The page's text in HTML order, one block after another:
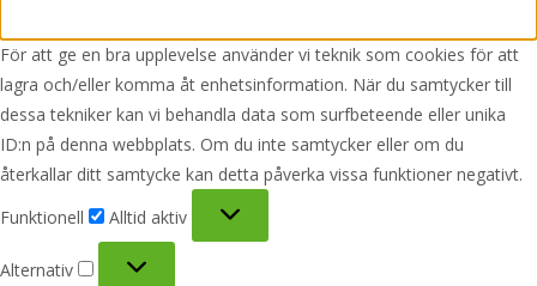
För att ge en bra upplevelse använder vi teknik som cookies för att
lagra och/eller komma åt enhetsinformation. När du samtycker till
dessa tekniker kan vi behandla data som surfbeteende eller unika
ID:n på denna webbplats. Om du inte samtycker eller om du
återkallar ditt samtycke kan detta påverka vissa funktioner negativt.
Funktionell
Alltid aktiv
Alternativ